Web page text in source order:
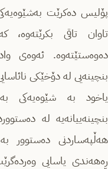
پۆلیس دەكرێت
تاوان تاقی بكرێتەوە،
دەوەستێتەوە. ئەوەى
یاخود بە شێوەیەكی
هەڵپەساردنی دەستوور